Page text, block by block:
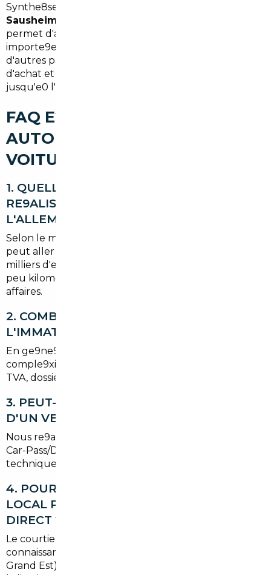
Synthe8se : le recours e0 un
Sausheim
permet d'acce9der e0 un large choix de voitures
importe9es (e0 partir d'Allemagne, de Belgique ou
d'autres pays voisins), d'e9conomiser sur le prix
d'achat et de se9curiser l'ensemble des e9tapes
jusqu'e0 l'immatriculation dans le Haut-Rhin.
FAQ E2€“ COURTIER
AUTOMOBILE ET IMPORT DE
VOITURE E0 SAUSHEIM
1. QUELLES E9CONOMIES PUIS-JE
RE9ALISER EN IMPORTANT DEPUIS
L'ALLEMAGNE ?
Selon le mode8le et l'e9tat du marche9, l'e9cart
peut aller de quelques centaines e0 plusieurs
milliers d'euros. Les ve9hicules tre8s e9quipe9s ou
peu kilome9tre9s sont souvent les meilleures
affaires.
2. COMBIEN DE TEMPS PREND
L'IMMATRICULATION APRE8S IMPORT ?
En ge9ne9ral, pre9voir entre 2 et 6 semaines selon
comple9xite9 des formalite9s (contrf4le technique,
TVA, dossier pre9fecture).
3. PEUT-ON GARANTIR L'HISTORIQUE
D'UN VE9HICULE IMPORTE9 ?
Nous re9alisons des ve9rifications croise9es : rapports
Car-Pass/DEKRA, factures d'entretien et contrf4les
techniques pour valider l'historique.
4. POURQUOI CHOISIR UN COURTIER
LOCAL PLUTF4T QU'UN ACHAT EN LIGNE
DIRECT ?
Le courtier local apporte un contrf4le terrain, une
connaissance des spe9cificite9s locales (Haut-Rhin,
Grand Est) et ge8re les formalite9s administratives et